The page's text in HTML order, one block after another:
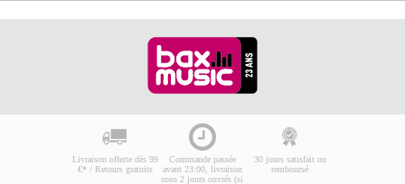
Livraison offerte dès 99
€* / Retours gratuits
Commande passée
avant 23:00, livraison
sous 2 jours ouvrés (si
30 jours satisfait ou
remboursé